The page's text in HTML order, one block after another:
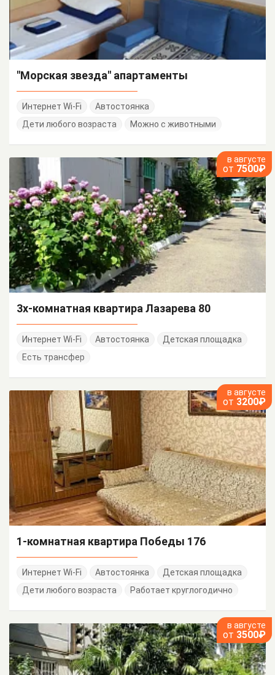
"Морская звезда" апартаменты
Интернет Wi-Fi
Автостоянка
Дети любого возраста
Можно с животными
в августе
от 7500₽
3х-комнатная квартира Лазарева 80
Интернет Wi-Fi Автостоянка
Детская площадка
Есть трансфер
в августе
от 3200₽
1-комнатная квартира Победы 176
Интернет Wi-Fi Автостоянка
Детская площадка
Дети любого возраста
Работает круглогодично
в августе
от 3500₽